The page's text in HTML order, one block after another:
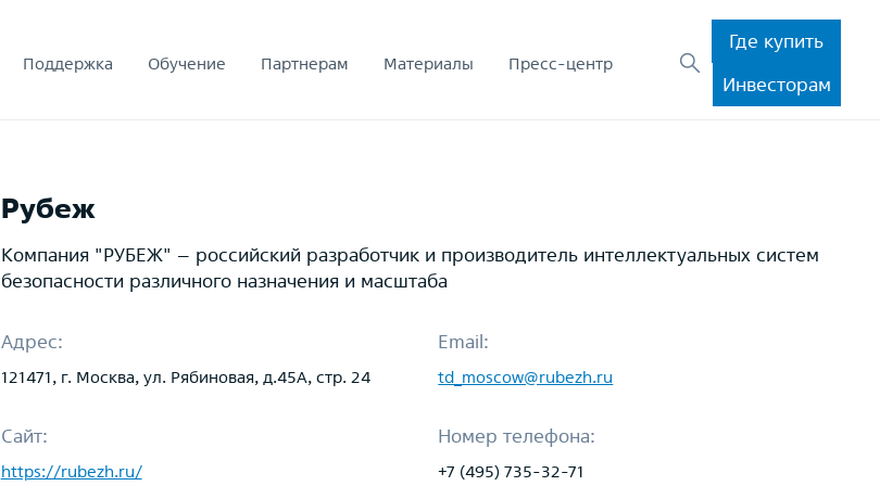
Поддержка Обучение Партнерам Материалы Пресс-центр
Где купить
Инвесторам
Рубеж
Компания "РУБЕЖ" – российский разработчик и производитель интеллектуальных систем
безопасности различного назначения и масштаба
Адрес:
121471, г. Москва, ул. Рябиновая, д.45A, стр. 24
Email:
td_moscow@rubezh.ru
Сайт:
https://rubezh.ru/
Номер телефона:
+7 (495) 735-32-71